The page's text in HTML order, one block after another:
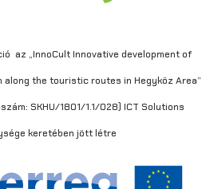
az „InnoCult Innovative development of
along the touristic routes in Hegyköz Area”
SKHU/1801/1.1/028) ICT Solutions
keretében jött létre